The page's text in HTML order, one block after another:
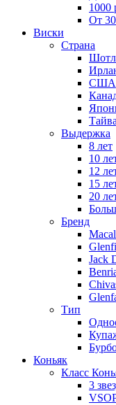
1000
От
Виски
Страна
США
Выдержка
8 лет
10
12
15
20
Бренд
Jack
Тип
Коньяк
Класс
3